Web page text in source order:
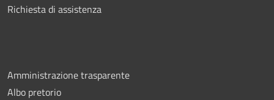
Richiesta di assistenza
Amministrazione trasparente
Albo pretorio